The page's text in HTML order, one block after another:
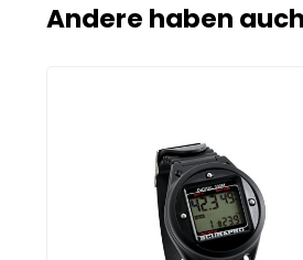
Andere haben